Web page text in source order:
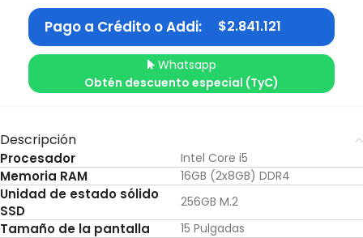
Pago a Crédito o Addi: $2.841.121
Whatsapp
Obtén descuento especial (TyC)
Descripción
Procesador Intel Core i5
Memoria RAM 16GB (2x8GB) DDR4
Unidad de estado sólido
SSD
256GB M.2
Tamaño de la pantalla 15 Pulgadas